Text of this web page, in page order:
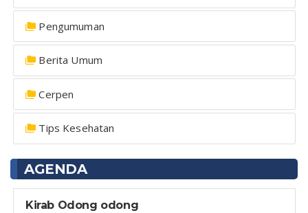
Pengumuman
Berita Umum
Cerpen
Tips Kesehatan
AGENDA
Kirab Odong odong